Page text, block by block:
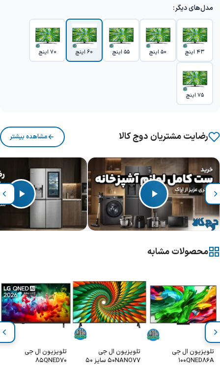
مدل‌های دیگر:
43 اینچ 50 اینچ 55 اینچ 60 اینچ 70 اینچ
75 اینچ
رضایت مشتریان دوج کالا مشاهده بیشتر
محصولات مشابه
تلویزیون ال جی
100QNED86A
تلویزیون ال جی
50NANO77 سایز 50
تلویزیون ال جی
85QNED70